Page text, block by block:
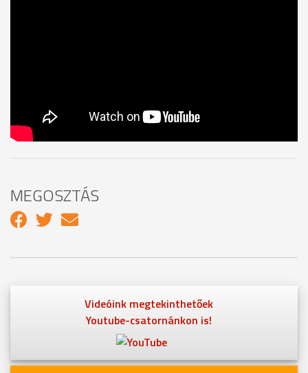
MEGOSZTÁS
Videóink megtekinthetőek
Youtube-csatornánkon is!